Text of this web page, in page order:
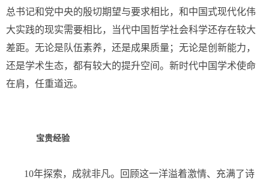
总书记和党中央的殷切期望与要求相比，和中国式现代化伟
大实践的现实需要相比，当代中国哲学社会科学还存在较大
差距。无论是队伍素养，还是成果质量；无论是创新能力，
还是学术生态，都有较大的提升空间。新时代中国学术使命
在肩，任重道远。
宝贵经验
10年探索，成就非凡。回顾这一洋溢着激情、充满了诗